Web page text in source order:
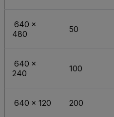
640 ×
480
50
640 ×
240
100
640 × 120 200